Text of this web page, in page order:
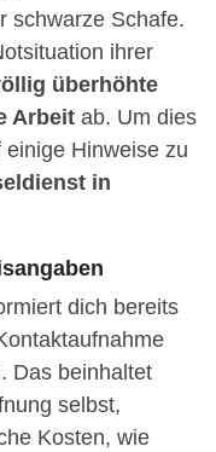
schwarze Schafe.
ihrer
überhöhte
Arbeit ab. Um dies
Hinweise zu
in
dich bereits
Das beinhaltet
selbst,
Kosten, wie